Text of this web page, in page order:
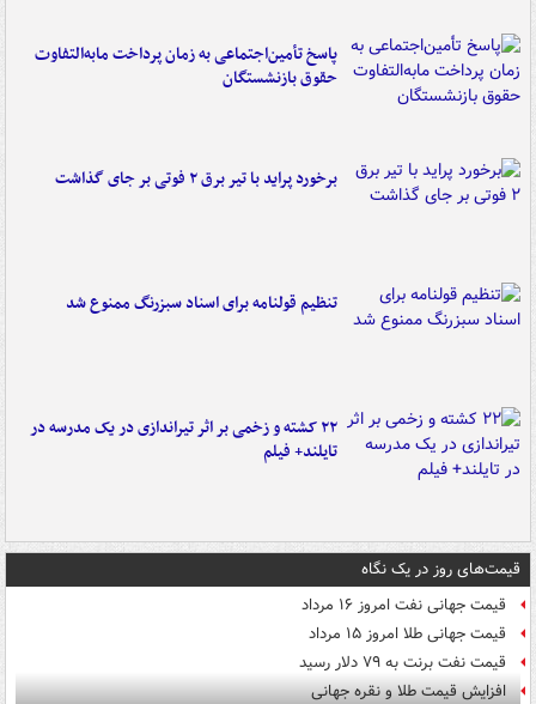
پاسخ تأمین‌اجتماعی به زمان پرداخت مابه‌التفاوت
حقوق بازنشستگان
برخورد پراید با تیر برق ۲ فوتی بر جای گذاشت
تنظیم قولنامه برای اسناد سبزرنگ ممنوع شد
۲۲ کشته و زخمی بر اثر تیراندازی در یک مدرسه در
تایلند+ فیلم
قیمت‌های روز در یک نگاه
قیمت جهانی نفت امروز ۱۶ مرداد
قیمت جهانی طلا امروز ۱۵ مرداد
قیمت نفت برنت به ۷۹ دلار رسید
افزایش قیمت طلا و نقره جهانی